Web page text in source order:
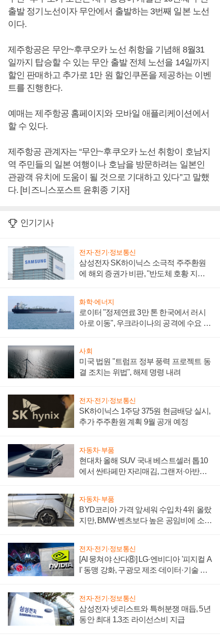
출발 정기노선이자 무안에서 출발하는 3번째 일본 노선
이다.
제주항공은 무안~후쿠오카 노선 취항을 기념해 8월31
일까지 탑승할 수 있는 무안 출발 전체 노선을 14일까지
할인 판매하고 추가로 1만 원 할인쿠폰을 제공하는 이벤
트를 진행한다.
예매는 제주항공 홈페이지와 모바일 애플리케이션에서
할 수 있다.
제주항공 관계자는 “무안~후쿠오카 노선 취항이 호남지
역 주민들의 일본 여행이나 호남을 방문하려는 일본인
관광객 유치에 도움이 될 것으로 기대하고 있다”고 말했
다. [비즈니스포스트 윤휘종 기자]
인기기사
전자·전기·정보통신
삼성전자 SK하이닉스 소극적 주주환원
에 해외 증권가 비판, "반도체 호황 지속
화학·에너지
로이터 "정제연료 3만 톤 한국에서 러시
아로 이동", 우크라이나의 공격에 수요 늘
사회
미국 법원 "트럼프 정부 풍력 프로젝트 동
결 조치는 위법", 해제 명령 내려
전자·전기·정보통신
SK하이닉스 1주당 375원 현금배당 실시,
추가 주주환원 계획 9월 공개 예정
자동차·부품
현대차 올해 SUV 국내 베스트셀러 톱10
에서 싼타페만 자리매김, 그랜저·아반떼
자동차·부품
BYD코리아 가격 앞세워 수입차 4위 올랐
지만, BMW·벤츠보다 높은 공임비에 소비
전자·전기·정보통신
[AI 뭉쳐야 산다⑧] LG·엔비디아 '피지컬 A
I' 동맹 강화, 구광모 제조·데이터·기술 결
전자·전기·정보통신
삼성전자 넷리스트와 특허분쟁 매듭, 5년
동안 최대 1.3조 라이선스비 지급